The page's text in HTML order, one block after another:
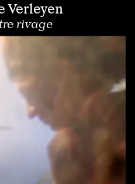
Verleyen
rivage